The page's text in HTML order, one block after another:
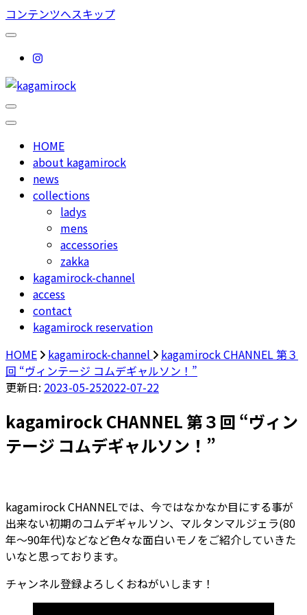
コンテンツへスキップ
kagamirock
used select shop in nakameguro
HOME
about kagamirock
news
collections
ladys
mens
accessories
zakka
kagamirock-channel
access
contact
kagamirock reservation
HOME
kagamirock-channel
kagamirock CHANNEL 第３
回 “ヴィンテージ コムデギャルソン！”
更新日: 2023-05-252022-07-22
kagamirock CHANNEL 第３回 “ヴィン
テージ コムデギャルソン！”
kagamirock CHANNELでは、今ではなかなか目にする事が
出来ない初期のコムデギャルソン、マルタンマルジェラ(80
年〜90年代)などなど色々な面白いモノをご紹介していきた
いなと思っております。
チャンネル登録よろしくおねがいします！